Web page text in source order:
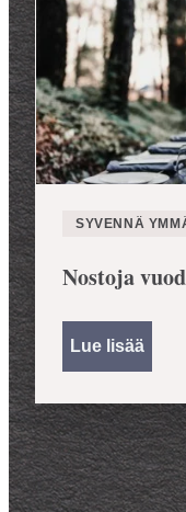
SYVENNÄ
Nostoja
Lue lisää